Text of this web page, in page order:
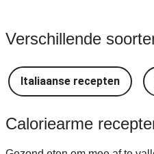
Verschillende
Italiaanse recepten
Caloriearme